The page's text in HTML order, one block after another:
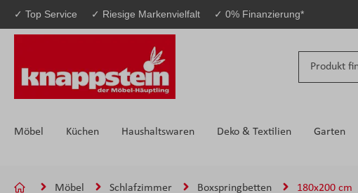
Hauptinhalt springen
Zur Suche springen
Zur Hauptnavigation springen
✓ Top Service ✓ Riesige Markenvielfalt ✓ 0% Finanzierung*
Möbel Küchen Haushaltswaren Deko & Textilien Garten
Möbel Schlafzimmer Boxspringbetten 180x200 cm